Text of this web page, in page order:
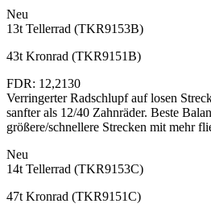
Neu
13t Tellerrad (TKR9153B)
43t Kronrad (TKR9151B)
FDR: 12,2130
Verringerter Radschlupf auf losen
sanfter als 12/40 Zahnräder. Beste
größere/schnellere Strecken mit mehr
Neu
14t Tellerrad (TKR9153C)
47t Kronrad (TKR9151C)